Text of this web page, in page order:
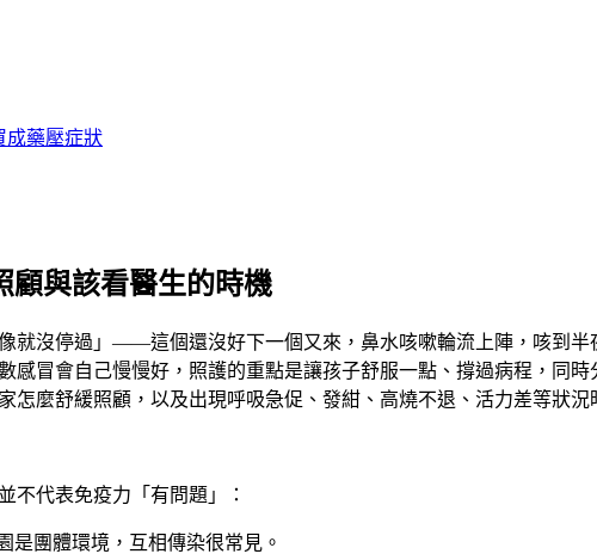
成藥壓症狀
顧與該看醫生的時機
就沒停過」——這個還沒好下一個又來，鼻水咳嗽輪流上陣，咳到
感冒會自己慢慢好，照護的重點是讓孩子舒服一點、撐過病程，同
怎麼舒緩照顧，以及出現呼吸急促、發紺、高燒不退、活力差等狀況
不代表免疫力「有問題」：
是團體環境，互相傳染很常見。